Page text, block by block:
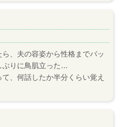
、夫の容姿から性格までバッ
ぶりに鳥肌立った…
、何話したか半分くらい覚え